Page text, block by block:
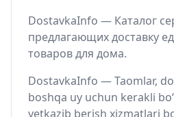
DostavkaInfo — Каталог
предлагающих доставку
товаров для дома.
DostavkaInfo — Taomlar,
boshqa uy uchun kerakli
yetkazib berish xizmatlari